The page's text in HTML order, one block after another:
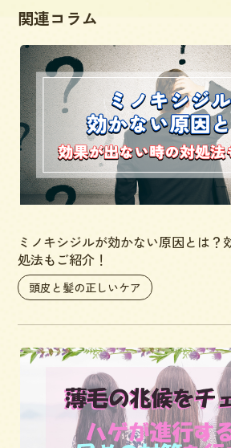
関連コラム
ミノキシジルが効かない原因とは？
処法もご紹介！
頭皮と髪の正しいケア